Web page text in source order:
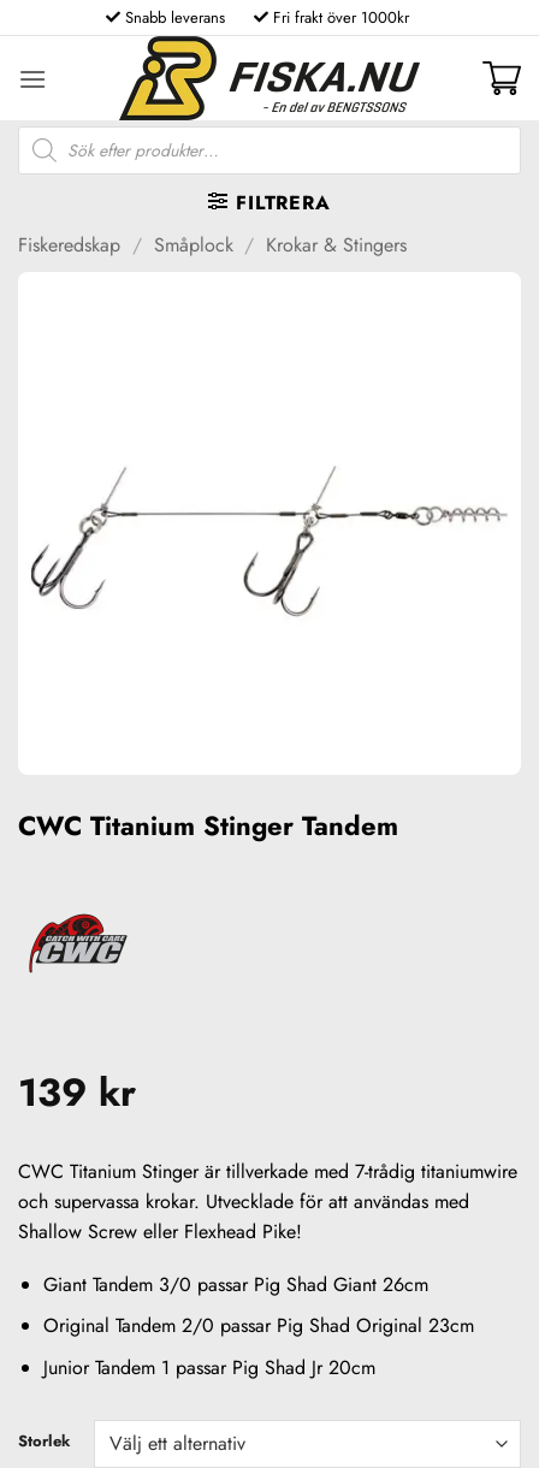
to
content
Snabb leverans Fri frakt över 1000kr
Produktsökning
FILTRERA
Fiskeredskap / Småplock / Krokar & Stingers
CWC Titanium Stinger Tandem
139 kr
CWC Titanium Stinger är tillverkade med 7-trådig titaniumwire
och supervassa krokar. Utvecklade för att användas med
Shallow Screw eller Flexhead Pike!
Giant Tandem 3/0 passar Pig Shad Giant 26cm
Original Tandem 2/0 passar Pig Shad Original 23cm
Junior Tandem 1 passar Pig Shad Jr 20cm
Storlek